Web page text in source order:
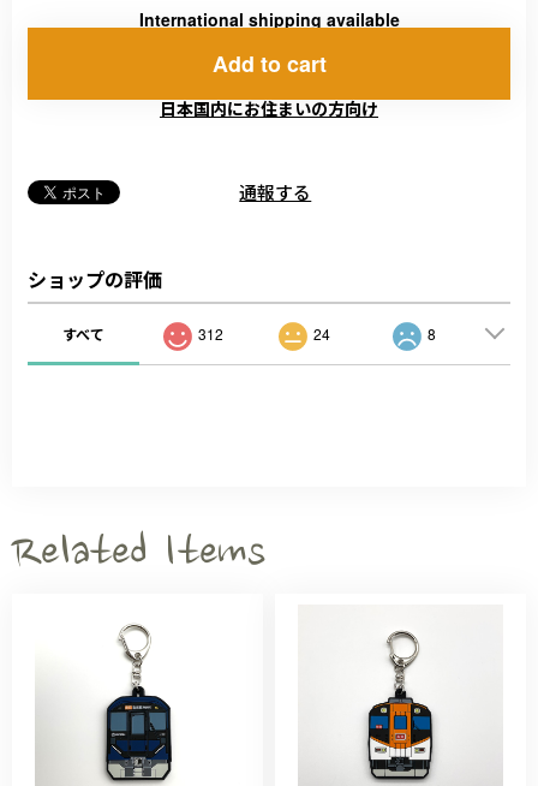
International shipping available
Add to cart
日本国内にお住まいの方向け
通報する
ショップの評価
すべて 312 24 8
Related Items